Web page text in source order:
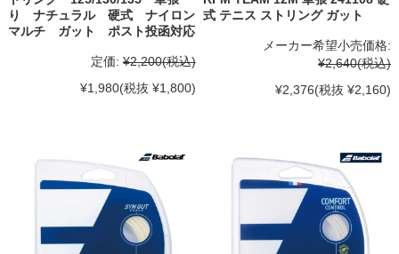
り ナチュラル 硬式 ナイロン
マルチ ガット ポスト投函対応
定価: ¥2,200(税込)
¥1,980(税抜 ¥1,800)
式 テニス ストリング ガット
メーカー希望小売価格:
¥2,640(税込)
¥2,376(税抜 ¥2,160)